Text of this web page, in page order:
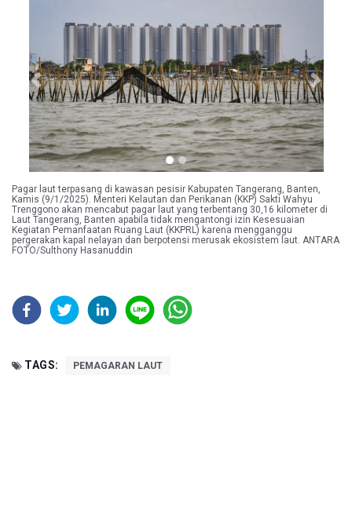
Previous Next
Pagar laut terpasang di kawasan pesisir Kabupaten Tangerang, Banten,
Kamis (9/1/2025). Menteri Kelautan dan Perikanan (KKP) Sakti Wahyu
Trenggono akan mencabut pagar laut yang terbentang 30,16 kilometer di
Laut Tangerang, Banten apabila tidak mengantongi izin Kesesuaian
Kegiatan Pemanfaatan Ruang Laut (KKPRL) karena mengganggu
pergerakan kapal nelayan dan berpotensi merusak ekosistem laut. ANTARA
FOTO/Sulthony Hasanuddin
TAGS: PEMAGARAN LAUT